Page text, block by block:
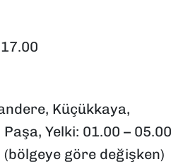
Küçükkaya,
Yelki: 01.00 – 05.00
göre değişken)